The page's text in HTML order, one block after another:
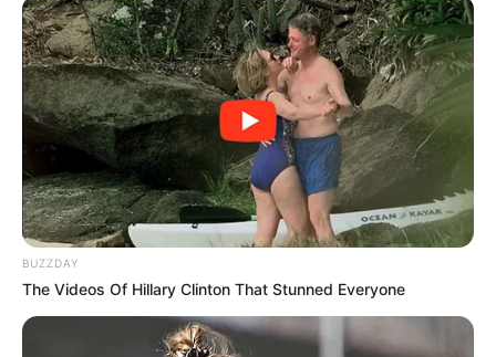
BUZZDAY
The Videos Of Hillary Clinton That Stunned Everyone